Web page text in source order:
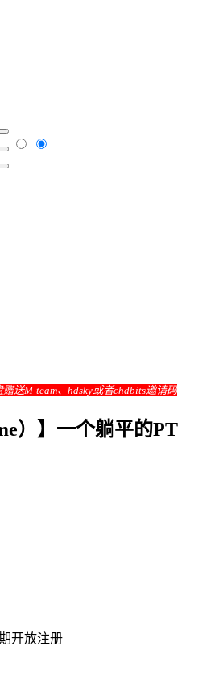
送M-team、hdsky或者chdbits邀请码
）】一个躺平的PT
开放注册